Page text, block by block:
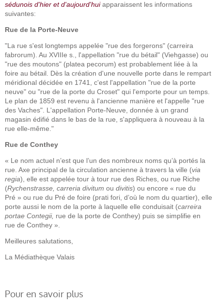
sédunois d'hier et d'aujourd'huiapparaissent les informations
suivantes:
Rue de la Porte-Neuve
"La rue s'est longtemps appelée "rue des forgerons" (carreira
fabrorum). Au XVIIIe s., l'appellation "rue du bétail" (Viehgasse) ou
"rue des moutons" (platea pecorum) est probablement liée à la
foire au bétail. Dès la création d'une nouvelle porte dans le rempart
méridional décidée en 1741, c'est l'appellation "rue de la porte
neuve" ou "rue de la porte du Croset" qui l'emporte pour un temps.
Le plan de 1859 est revenu à l'ancienne manière et l'appelle "rue
des Vaches". L'appellation Porte-Neuve, donnée à un grand
magasin édifié dans le bas de la rue, s'appliquera à nouveau à la
rue elle-même."
Rue de Conthey
« Le nom actuel n’est que l’un des nombreux noms qu’à portés la
rue. Axe principal de la circulation ancienne à travers la ville (via
regia), elle est appelée tour à tour rue des Riches, ou rue Riche
(Rychenstrasse, carreria divitum ou divitis) ou encore « rue du
Pré » ou rue du Pré de foire (prati fori, d’où le nom du quartier), elle
porte aussi le nom de la porte à laquelle elle conduisait (carreira
portae Contegii, rue de la porte de Conthey) puis se simplifie en
rue de Conthey ».
Meilleures salutations,
La Médiathèque Valais
Pour en savoir plus